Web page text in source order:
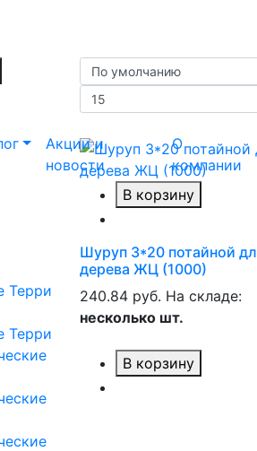
Акции и
новости
О
компании
В корзину
Шуруп 3*20 потайной
дерева ЖЦ (1000)
240.84 руб. На складе:
несколько шт.
В корзину
Терри
Терри